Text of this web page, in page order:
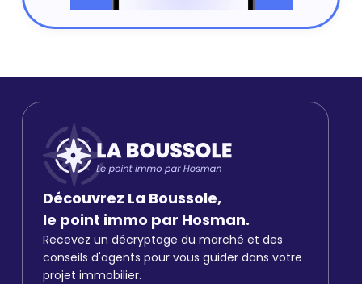
Découvrez La Boussole,
le point immo par Hosman.
Recevez un décryptage du marché et des
conseils d'agents pour vous guider dans votre
projet immobilier.